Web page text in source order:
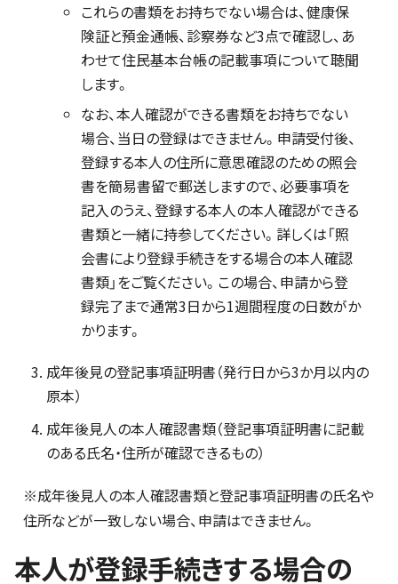
これらの書類をお持ちでない場合は、健康保
険証と預金通帳、診察券など3点で確認し、あ
わせて住民基本台帳の記載事項について聴聞
します。
なお、本人確認ができる書類をお持ちでない
場合、当日の登録はできません。申請受付後、
登録する本人の住所に意思確認のための照会
書を簡易書留で郵送しますので、必要事項を
記入のうえ、登録する本人の本人確認ができる
書類と一緒に持参してください。詳しくは「照
会書により登録手続きをする場合の本人確認
書類」をご覧ください。この場合、申請から登
録完了まで通常3日から1週間程度の日数がか
かります。
成年後見の登記事項証明書（発行日から3か月以内の
原本）
成年後見人の本人確認書類（登記事項証明書に記載
のある氏名・住所が確認できるもの）
※成年後見人の本人確認書類と登記事項証明書の氏名や
住所などが一致しない場合、申請はできません。
本人が登録手続きする場合の